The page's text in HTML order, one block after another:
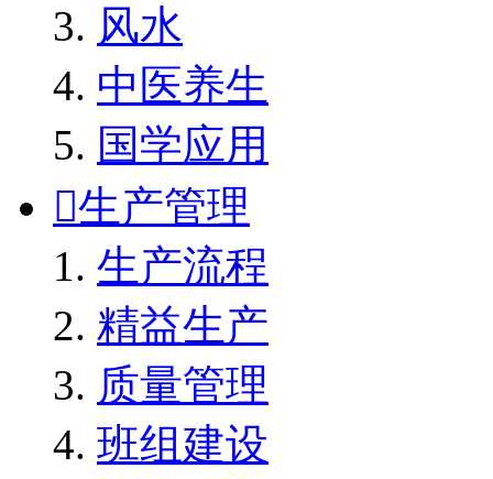
风水
中医养生
国学应用
生产管理
生产流程
精益生产
质量管理
班组建设